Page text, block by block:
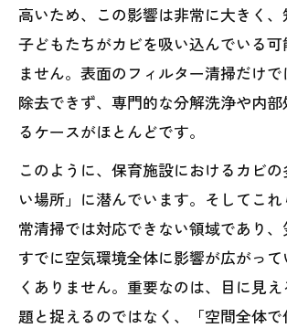
高いため、この影響は非常に大きく
子どもたちがカビを吸い込んでいる可
ません。表面のフィルター清掃だけ
除去できず、専門的な分解洗浄や内
るケースがほとんどです。
このように、保育施設におけるカビ
い場所」に潜んでいます。そしてこ
常清掃では対応できない領域であり
すでに空気環境全体に影響が広がっ
くありません。重要なのは、目に見
題と捉えるのではなく、「空間全体